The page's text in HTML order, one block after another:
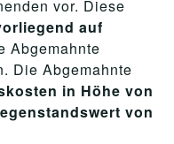
vor. Diese
auf
Abgemahnte
Die Abgemahnte
in Höhe von
von